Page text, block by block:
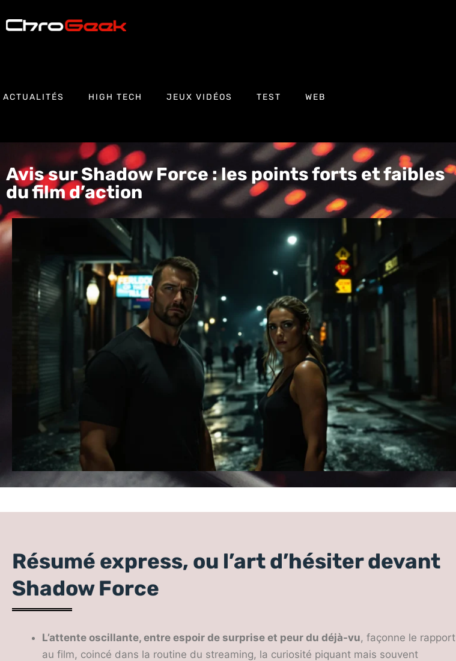
ACTUALITÉS HIGH TECH JEUX VIDÉOS TEST WEB
Avis sur Shadow Force : les points forts et faibles
du film d’action
Résumé express, ou l’art d’hésiter devant
Shadow Force
L’attente oscillante, entre espoir de surprise et peur du déjà-vu, façonne le rapport
au film, coincé dans la routine du streaming, la curiosité piquant mais souvent